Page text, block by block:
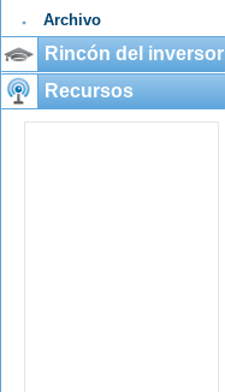
Archivo
Rincón del inversor
Recursos